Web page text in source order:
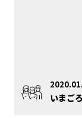
いまご